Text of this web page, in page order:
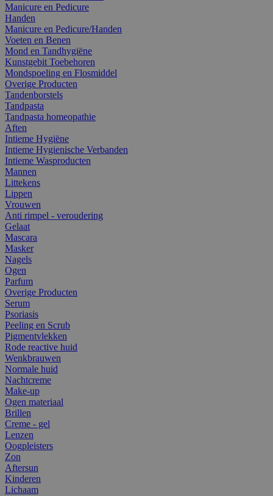
Manicure en Pedicure
Handen
Manicure en Pedicure/Handen
Voeten en Benen
Mond en Tandhygiëne
Kunstgebit Toebehoren
Mondspoeling en Flosmiddel
Overige Producten
Tandenborstels
Tandpasta
Tandpasta homeopathie
Aften
Intieme Hygiëne
Intieme Hygienische Verbanden
Intieme Wasproducten
Mannen
Littekens
Lippen
Vrouwen
Anti rimpel - veroudering
Gelaat
Mascara
Masker
Nagels
Ogen
Parfum
Overige Producten
Serum
Psoriasis
Peeling en Scrub
Pigmentvlekken
Rode reactive huid
Wenkbrauwen
Normale huid
Nachtcreme
Make-up
Ogen materiaal
Brillen
Creme - gel
Lenzen
Oogpleisters
Zon
Aftersun
Kinderen
Lichaam